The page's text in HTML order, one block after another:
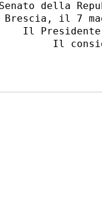
della
Brescia, il 7
Il
Il